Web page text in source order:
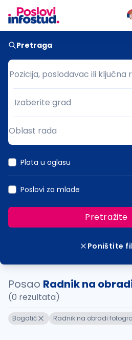
Pretraga
Pozicija, poslodavac ili ključna
Pozicija, poslodavac ili ključna
Grad
Izaberite grad
Oblast rada
Plata u oglasu
Poslovi za mlade
Pretražite
Poništite
Posao Radnik na
(0 rezultata)
Bogatić Radnik na obradi